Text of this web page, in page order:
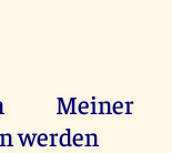
Meiner
werden